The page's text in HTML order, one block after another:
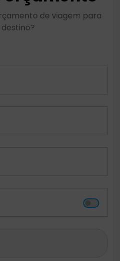
de viagem para